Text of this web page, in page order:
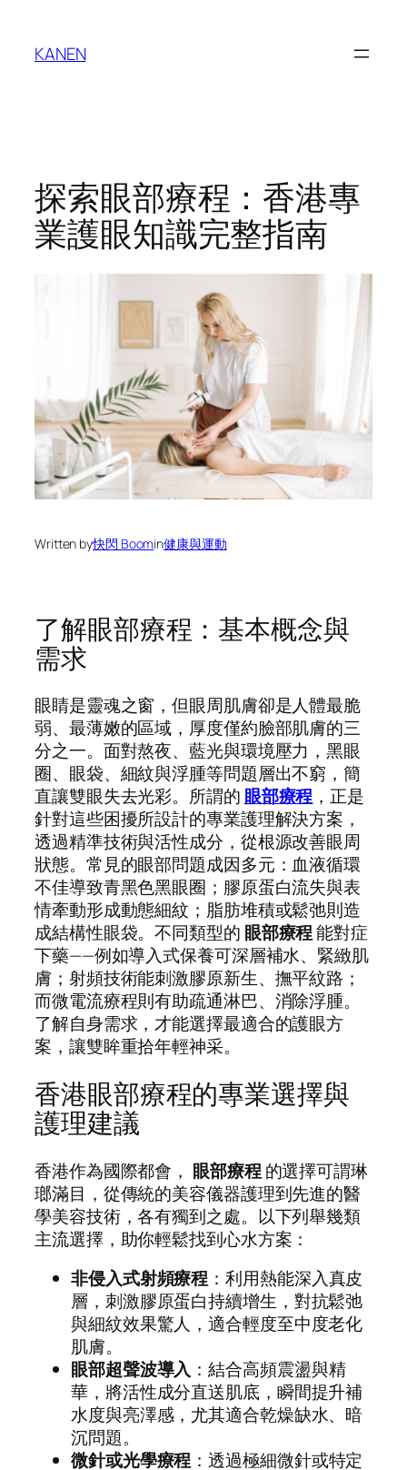
content
KANEN
探索眼部療程：香港專
業護眼知識完整指南
Written by快閃 Boomin健康與運動
了解眼部療程：基本概念與
需求
眼睛是靈魂之窗，但眼周肌膚卻是人體最脆
弱、最薄嫩的區域，厚度僅約臉部肌膚的三
分之一。面對熬夜、藍光與環境壓力，黑眼
圈、眼袋、細紋與浮腫等問題層出不窮，簡
直讓雙眼失去光彩。所謂的 眼部療程，正是
針對這些困擾所設計的專業護理解決方案，
透過精準技術與活性成分，從根源改善眼周
狀態。常見的眼部問題成因多元：血液循環
不佳導致青黑色黑眼圈；膠原蛋白流失與表
情牽動形成動態細紋；脂肪堆積或鬆弛則造
成結構性眼袋。不同類型的 眼部療程能對症
下藥——例如導入式保養可深層補水、緊緻肌
膚；射頻技術能刺激膠原新生、撫平紋路；
而微電流療程則有助疏通淋巴、消除浮腫。
了解自身需求，才能選擇最適合的護眼方
案，讓雙眸重拾年輕神采。
香港眼部療程的專業選擇與
護理建議
香港作為國際都會， 眼部療程的選擇可謂琳
瑯滿目，從傳統的美容儀器護理到先進的醫
學美容技術，各有獨到之處。以下列舉幾類
主流選擇，助你輕鬆找到心水方案：
非侵入式射頻療程 ：利用熱能深入真皮
層，刺激膠原蛋白持續增生，對抗鬆弛
與細紋效果驚人，適合輕度至中度老化
肌膚。
眼部超聲波導入 ：結合高頻震盪與精
華，將活性成分直送肌底，瞬間提升補
水度與亮澤感，尤其適合乾燥缺水、暗
沉問題。
微針或光學療程 ：透過極細微針或特定